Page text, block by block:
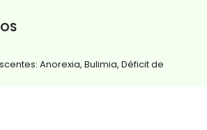
Anorexia, Bulimia, Déficit de